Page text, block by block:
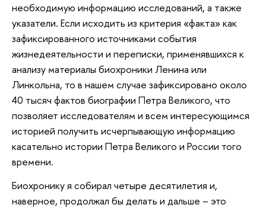
необходимую информацию исследований, а также
указатели. Если исходить из критерия «факта» как
зафиксированного источниками события
жизнедеятельности и переписки, применявшихся к
анализу материалы биохроники Ленина или
Линкольна, то в нашем случае зафиксировано около
40 тысяч фактов биографии Петра Великого, что
позволяет исследователям и всем интересующимся
историей получить исчерпывающую информацию
касательно истории Петра Великого и России того
времени.
Биохронику я собирал четыре десятилетия и,
наверное, продолжал бы делать и дальше – это